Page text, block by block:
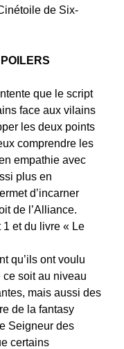
de Six-
que le script
face aux vilains
les deux points
comprendre les
empathie avec
plus en
d’incarner
de l’Alliance.
1 et du livre « Le
qu’ils ont voulu
ce soit au niveau
mais aussi des
de la fantasy
Seigneur des
certains